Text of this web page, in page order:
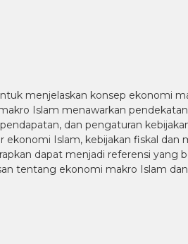
menjelaskan konsep ekonomi
Islam menawarkan
dan pengaturan
Islam, kebijakan fiskal
dapat menjadi referensi
tentang ekonomi makro Islam